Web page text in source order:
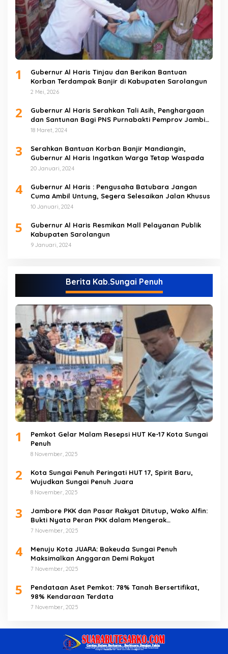
1
Gubernur Al Haris Tinjau dan Berikan Bantuan
Korban Terdampak Banjir di Kabupaten Sarolangun
2 Mei, 2026
2
Gubernur Al Haris Serahkan Tali Asih, Penghargaan
dan Santunan Bagi PNS Purnabakti Pemprov Jambi
Yang Berada di Sarolangun
18 Maret, 2024
3
Serahkan Bantuan Korban Banjir Mandiangin,
Gubernur Al Haris Ingatkan Warga Tetap Waspada
20 Januari, 2024
4
Gubernur Al Haris : Pengusaha Batubara Jangan
Cuma Ambil Untung, Segera Selesaikan Jalan Khusus
10 Januari, 2024
5
Gubernur Al Haris Resmikan Mall Pelayanan Publik
Kabupaten Sarolangun
9 Januari, 2024
Berita Kab.Sungai Penuh
1
Pemkot Gelar Malam Resepsi HUT Ke-17 Kota Sungai
Penuh
8 November, 2025
2
Kota Sungai Penuh Peringati HUT 17, Spirit Baru,
Wujudkan Sungai Penuh Juara
8 November, 2025
3
Jambore PKK dan Pasar Rakyat Ditutup, Wako Alfin:
Bukti Nyata Peran PKK dalam Mengerak
Perekonomian Masyarakat
7 November, 2025
4
Menuju Kota JUARA: Bakeuda Sungai Penuh
Maksimalkan Anggaran Demi Rakyat
7 November, 2025
5
Pendataan Aset Pemkot: 78% Tanah Bersertifikat,
98% Kendaraan Terdata
7 November, 2025